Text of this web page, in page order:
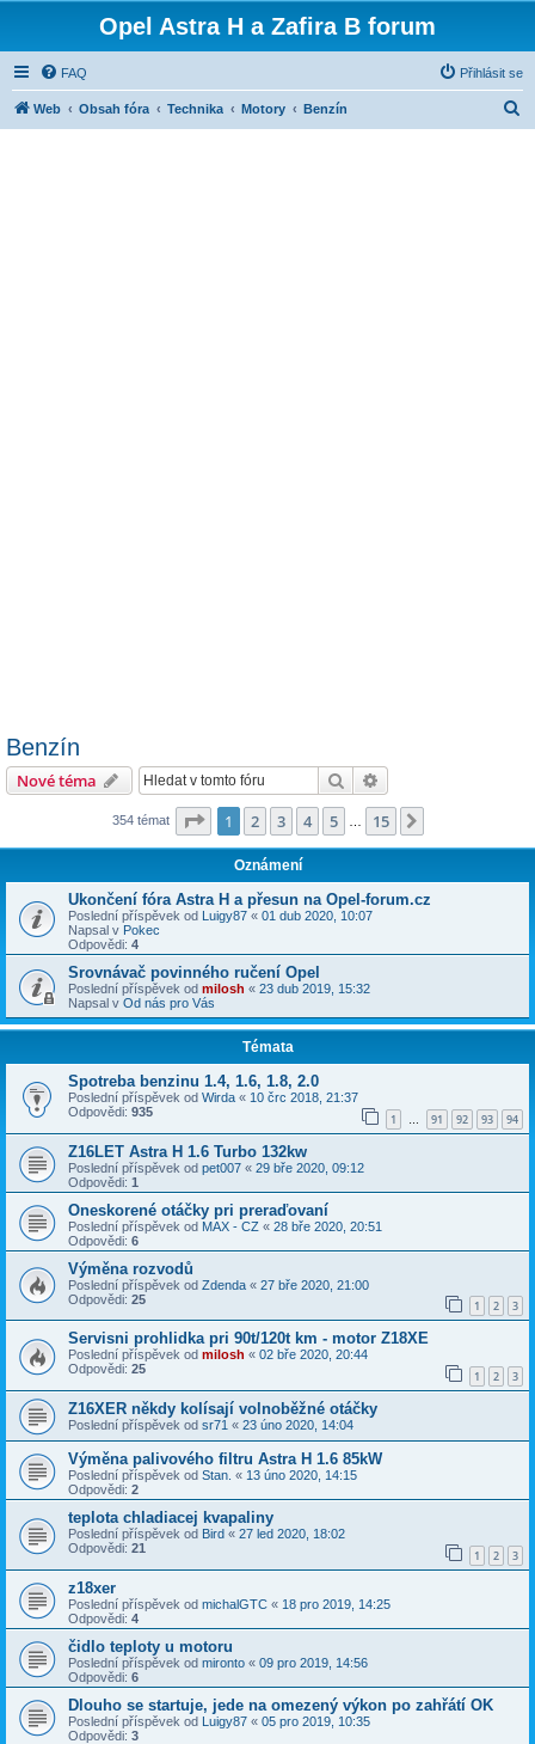
Opel Astra H a Zafira B forum
FAQ Přihlásit se
Web Obsah fóra Technika Motory Benzín
Benzín
Nové téma Hledat
354 témat Stránka z 15
1 2 3 4 5 15
Oznámení
Ukončení fóra Astra H a přesun na Opel-forum.cz
Poslední příspěvek od Luigy87 « 01 dub 2020, 10:07
Napsal v Pokec
Odpovědi: 4
Srovnávač povinného ručení Opel
Poslední příspěvek od milosh « 23 dub 2019, 15:32
Napsal v Od nás pro Vás
Témata
Spotreba benzinu 1.4, 1.6, 1.8, 2.0
Poslední příspěvek od Wirda « 10 črc 2018, 21:37
Odpovědi: 935 1 … 91 92 93 94
Z16LET Astra H 1.6 Turbo 132kw
Poslední příspěvek od pet007 « 29 bře 2020, 09:12
Odpovědi: 1
Oneskorené otáčky pri preraďovaní
Poslední příspěvek od MAX - CZ « 28 bře 2020, 20:51
Odpovědi: 6
Výměna rozvodů
Poslední příspěvek od Zdenda « 27 bře 2020, 21:00
Odpovědi: 25 1 2 3
Servisni prohlidka pri 90t/120t km - motor Z18XE
Poslední příspěvek od milosh « 02 bře 2020, 20:44
Odpovědi: 25 1 2 3
Z16XER někdy kolísají volnoběžné otáčky
Poslední příspěvek od sr71 « 23 úno 2020, 14:04
Výměna palivového filtru Astra H 1.6 85kW
Poslední příspěvek od Stan. « 13 úno 2020, 14:15
Odpovědi: 2
teplota chladiacej kvapaliny
Poslední příspěvek od Bird « 27 led 2020, 18:02
Odpovědi: 21 1 2 3
z18xer
Poslední příspěvek od michalGTC « 18 pro 2019, 14:25
Odpovědi: 4
čidlo teploty u motoru
Poslední příspěvek od mironto « 09 pro 2019, 14:56
Odpovědi: 6
Dlouho se startuje, jede na omezený výkon po zahřátí OK
Poslední příspěvek od Luigy87 « 05 pro 2019, 10:35
Odpovědi: 3